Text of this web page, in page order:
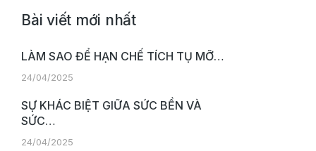
Bài viết mới nhất
LÀM SAO ĐỂ HẠN CHẾ TÍCH TỤ MỠ…
24/04/2025
SỰ KHÁC BIỆT GIỮA SỨC BỀN VÀ
SỨC…
24/04/2025